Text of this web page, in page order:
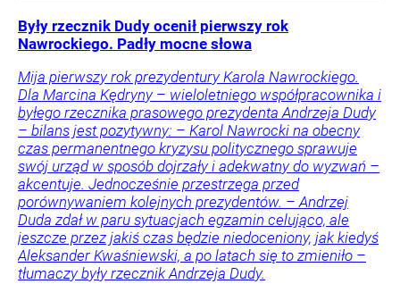
Były rzecznik Dudy ocenił pierwszy rok
Nawrockiego. Padły mocne słowa
Mija pierwszy rok prezydentury Karola Nawrockiego.
Dla Marcina Kędryny – wieloletniego współpracownika i
byłego rzecznika prasowego prezydenta Andrzeja Dudy
– bilans jest pozytywny: – Karol Nawrocki na obecny
czas permanentnego kryzysu politycznego sprawuje
swój urząd w sposób dojrzały i adekwatny do wyzwań –
akcentuje. Jednocześnie przestrzega przed
porównywaniem kolejnych prezydentów. – Andrzej
Duda zdał w paru sytuacjach egzamin celująco, ale
jeszcze przez jakiś czas będzie niedoceniony, jak kiedyś
Aleksander Kwaśniewski, a po latach się to zmieniło –
tłumaczy były rzecznik Andrzeja Dudy.